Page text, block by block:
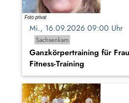
Mi., 16.09.2026 09:00 Uhr
Sachsenkam
Ganzkörpertraining für
Fitness-Training